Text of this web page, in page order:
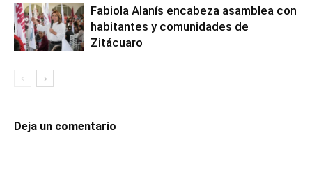
Fabiola Alanís encabeza asamblea con
habitantes y comunidades de
Zitácuaro
Deja un comentario